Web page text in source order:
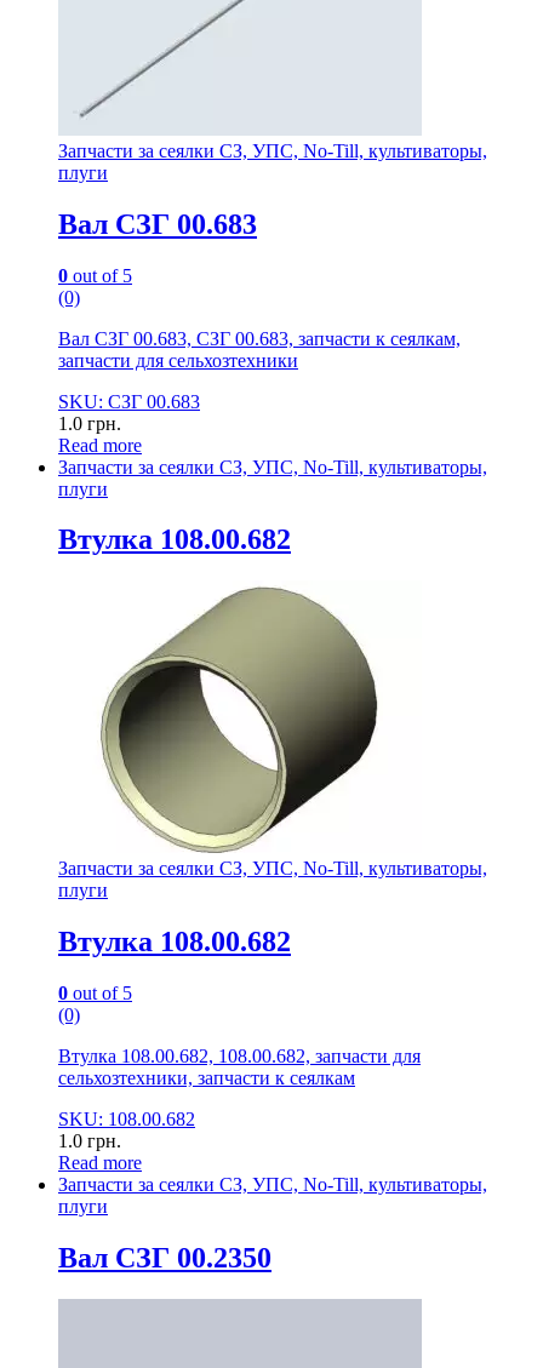
Запчасти за сеялки СЗ, УПС, No-Till, культиваторы,
плуги
Вал СЗГ 00.683
0 out of 5
(0)
Вал СЗГ 00.683, СЗГ 00.683, запчасти к сеялкам,
запчасти для сельхозтехники
SKU: СЗГ 00.683
1.0 грн.
Read more
Запчасти за сеялки СЗ, УПС, No-Till, культиваторы,
плуги
Втулка 108.00.682
Запчасти за сеялки СЗ, УПС, No-Till, культиваторы,
плуги
Втулка 108.00.682
0 out of 5
(0)
Втулка 108.00.682, 108.00.682, запчасти для
сельхозтехники, запчасти к сеялкам
SKU: 108.00.682
1.0 грн.
Read more
Запчасти за сеялки СЗ, УПС, No-Till, культиваторы,
плуги
Вал СЗГ 00.2350